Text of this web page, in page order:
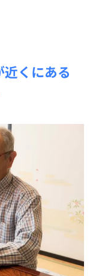
くにある